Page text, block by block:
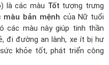
) là các màu Tốt tượng trưng
màu bản mệnh của Nữ tuổi
các màu này giúp tinh thần
đi đường an lành, xe ít bị hư
khỏe tốt, phát triển công